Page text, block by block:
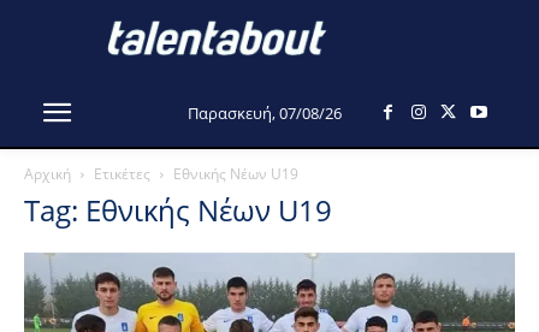
Παρασκευή, 07/08/26
Αρχική Ετικέτες Εθνικής Νέων U19
Tag: Εθνικής Νέων U19